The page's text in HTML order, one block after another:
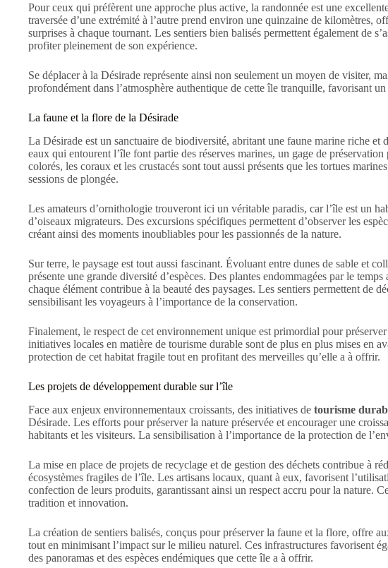
Pour ceux qui préfèrent une approche plus active, la randonnée est une
traversée d’une extrémité à l’autre prend environ une quinzaine de kilomètres,
surprises à chaque tournant. Les sentiers bien balisés permettent également de
profiter pleinement de son expérience.
Se déplacer à la Désirade représente ainsi non seulement un moyen de visiter,
profondément dans l’atmosphère authentique de cette île tranquille, favorisant
La faune et la flore de la Désirade
La Désirade est un sanctuaire de biodiversité, abritant une faune marine riche et
eaux qui entourent l’île font partie des réserves marines, un gage de
colorés, les coraux et les crustacés sont tout aussi présents que les tortues
sessions de plongée.
Les amateurs d’ornithologie trouveront ici un véritable paradis, car l’île est un
d’oiseaux migrateurs. Des excursions spécifiques permettent d’observer les
créant ainsi des moments inoubliables pour les passionnés de la nature.
Sur terre, le paysage est tout aussi fascinant. Évoluant entre dunes de sable et
présente une grande diversité d’espèces. Des plantes endommagées par le
chaque élément contribue à la beauté des paysages. Les sentiers permettent de
sensibilisant les voyageurs à l’importance de la conservation.
Finalement, le respect de cet environnement unique est primordial pour
initiatives locales en matière de tourisme durable sont de plus en plus mises en
protection de cet habitat fragile tout en profitant des merveilles qu’elle a à offrir.
Les projets de développement durable sur l’île
Face aux enjeux environnementaux croissants, des initiatives de tourisme
Désirade. Les efforts pour préserver la nature préservée et encourager une
habitants et les visiteurs. La sensibilisation à l’importance de la protection de
La mise en place de projets de recyclage et de gestion des déchets contribue à
écosystèmes fragiles de l’île. Les artisans locaux, quant à eux, favorisent
confection de leurs produits, garantissant ainsi un respect accru pour la nature.
tradition et innovation.
La création de sentiers balisés, conçus pour préserver la faune et la flore, offre
tout en minimisant l’impact sur le milieu naturel. Ces infrastructures favorisent
des panoramas et des espèces endémiques que cette île a à offrir.